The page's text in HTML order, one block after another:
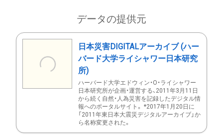
データの提供元
日本災害DIGITALアーカイブ (ハー
バード大学ライシャワー日本研究
所)
ハーバード大学エドウィン・O・ライシャワー
日本研究所が企画・運営する、2011年3月11日
から続く自然・人為災害を記録したデジタル情
報へのポータルサイト。 *2017年1月20日に
「2011年東日本大震災デジタルアーカイブ」か
ら名称変更された。